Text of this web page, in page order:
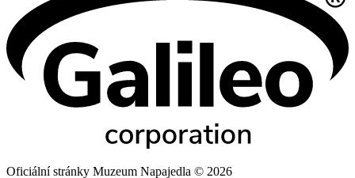
Oficiální stránky Muzeum Napajedla © 2026